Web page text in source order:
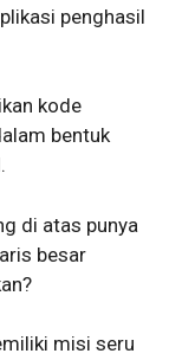
penghasil
kode
bentuk
di atas punya
besar
misi seru